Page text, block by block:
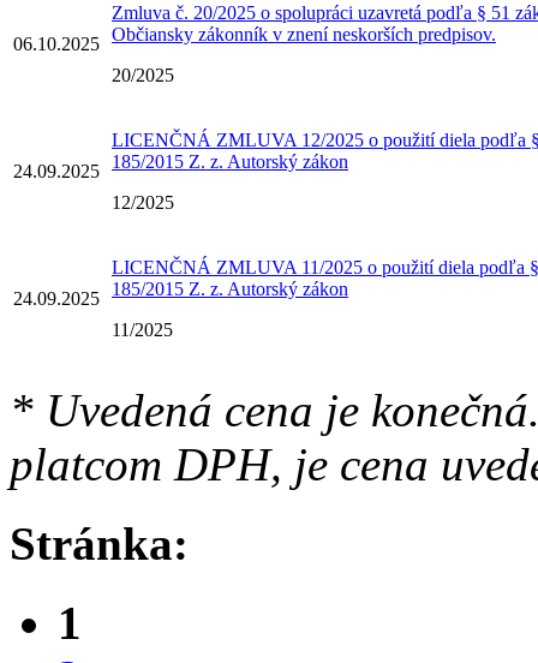
06.10.2025
Zmluva č. 20/2025 o spolupráci uzavretá podľa § 51
Občiansky zákonník v znení neskorších predpisov.
20/2025
24.09.2025
LICENČNÁ ZMLUVA 12/2025 o použití diela podľa
185/2015 Z. z. Autorský zákon
12/2025
24.09.2025
LICENČNÁ ZMLUVA 11/2025 o použití diela podľa §
185/2015 Z. z. Autorský zákon
11/2025
* Uvedená cena je
platcom DPH, je cena
Stránka:
1